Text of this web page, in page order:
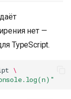
нет —
TypeScript.
\